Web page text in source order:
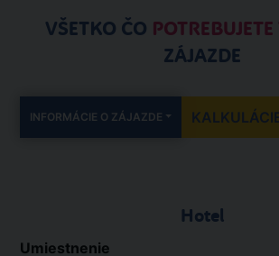
VŠETKO ČO
ZÁJAZDE
INFORMÁCIE O ZÁJAZDE
Hotel
Umiestnenie